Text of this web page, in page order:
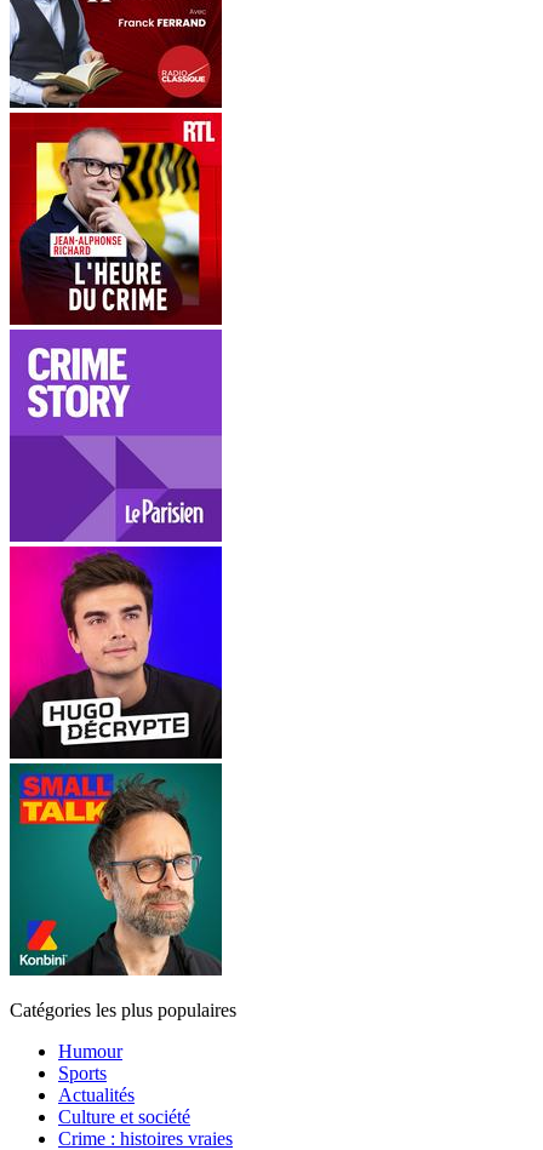
Catégories les plus populaires
Humour
Sports
Actualités
Culture et société
Crime : histoires vraies